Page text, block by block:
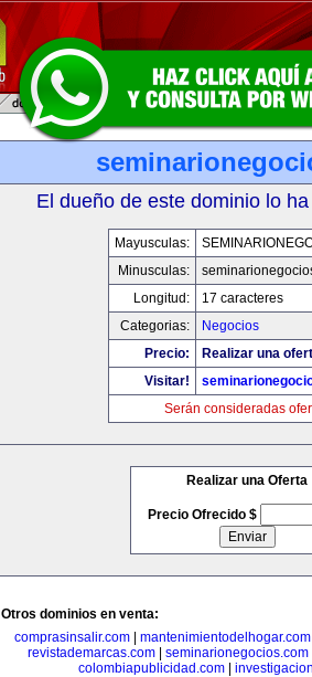
El dueño de este dominio lo
Mayusculas:
Minusculas:
Longitud:
17 caracteres
Categorias:
Negocios
Precio:
Realizar una
Visitar!
Serán consideradas
Realizar una Oferta
Precio Ofrecido $
Otros dominios en venta:
comprasinsalir.com
mantenimientodelhogar.com
revistademarcas.com
seminarionegocios.com
colombiapublicidad.com